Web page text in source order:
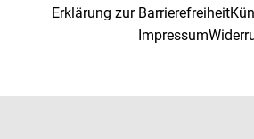
Erklärung zur Barrierefreiheit
Impressum